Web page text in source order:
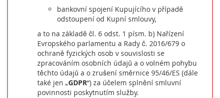
bankovní spojení Kupujícího v případě
odstoupení od Kupní smlouvy,
a to na základě čl. 6 odst. 1 písm. b) Nařízení
Evropského parlamentu a Rady č. 2016/679 o
ochraně fyzických osob v souvislosti se
zpracováním osobních údajů a o volném pohybu
těchto údajů a o zrušení směrnice 95/46/ES (dále
také jen „GDPR“) za účelem splnění smluvní
povinnosti poskytnutím služby.